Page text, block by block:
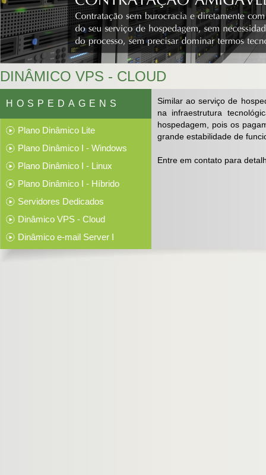
DINÂMICO VPS - CLOUD
HOSPEDAGENS
Plano Dinâmico Lite
Plano Dinâmico I - Windows
Plano Dinâmico I - Linux
Plano Dinâmico I - Híbrido
Servidores Dedicados
Dinâmico VPS - Cloud
Dinâmico e-mail Server I
Similar ao serviço de
na infraestrutura
hospedagem, pois os
grande estabilidade de
Entre em contato para